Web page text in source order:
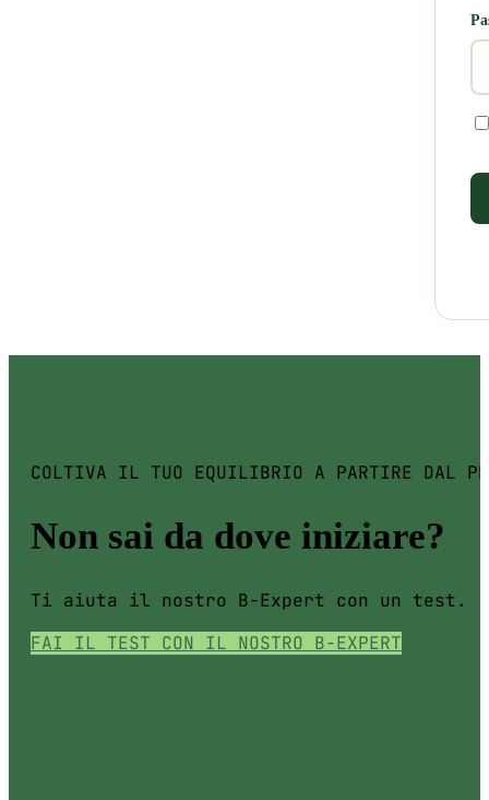
COLTIVA IL TUO EQUILIBRIO A PARTIRE DAL
Non sai da dove iniziare?
Ti aiuta il nostro B-Expert con un test.
FAI IL TEST CON IL NOSTRO B-EXPERT